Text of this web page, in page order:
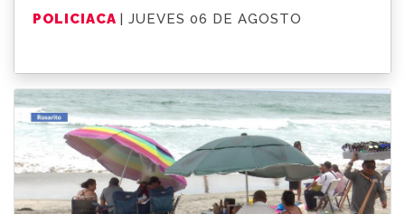
POLICIACA | JUEVES 06 DE AGOSTO